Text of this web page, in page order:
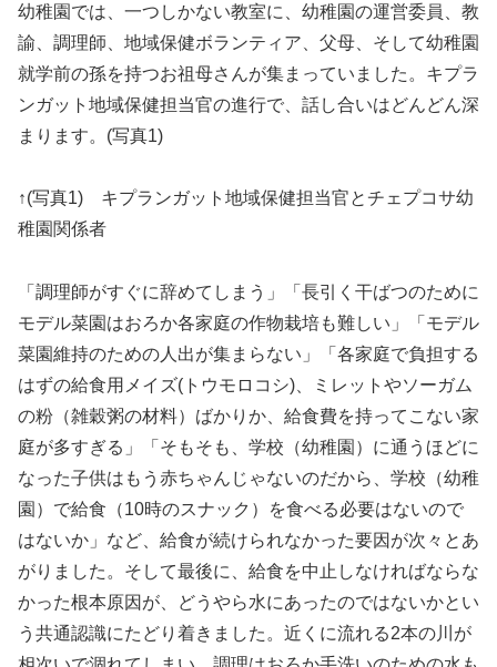
幼稚園では、一つしかない教室に、幼稚園の運営委員、教
諭、調理師、地域保健ボランティア、父母、そして幼稚園
就学前の孫を持つお祖母さんが集まっていました。キプラ
ンガット地域保健担当官の進行で、話し合いはどんどん深
まります。(写真1)
↑(写真1) キプランガット地域保健担当官とチェプコサ幼
稚園関係者
「調理師がすぐに辞めてしまう」「長引く干ばつのために
モデル菜園はおろか各家庭の作物栽培も難しい」「モデル
菜園維持のための人出が集まらない」「各家庭で負担する
はずの給食用メイズ(トウモロコシ)、ミレットやソーガム
の粉（雑穀粥の材料）ばかりか、給食費を持ってこない家
庭が多すぎる」「そもそも、学校（幼稚園）に通うほどに
なった子供はもう赤ちゃんじゃないのだから、学校（幼稚
園）で給食（10時のスナック）を食べる必要はないので
はないか」など、給食が続けられなかった要因が次々とあ
がりました。そして最後に、給食を中止しなければならな
かった根本原因が、どうやら水にあったのではないかとい
う共通認識にたどり着きました。近くに流れる2本の川が